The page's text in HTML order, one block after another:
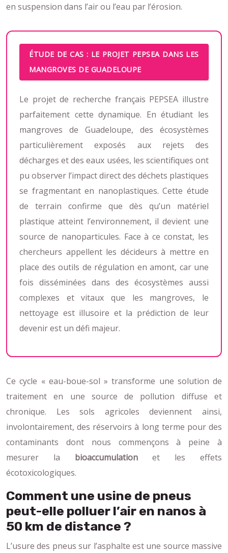
en suspension dans l’air ou l’eau par l’érosion.
ÉTUDE DE CAS : LE PROJET PEPSEA DANS LES
MANGROVES DE GUADELOUPE
Le projet de recherche français PEPSEA illustre
parfaitement cette dynamique. En étudiant les
mangroves de Guadeloupe, des écosystèmes
particulièrement exposés aux rejets des
décharges et des eaux usées, les scientifiques ont
pu observer l’impact direct des déchets plastiques
se fragmentant en nanoplastiques. Cette étude
de terrain confirme que dès qu’un matériel
plastique atteint l’environnement, il devient une
source de nanoparticules. Face à ce constat, les
chercheurs appellent les décideurs à mettre en
place des outils de régulation en amont, car une
fois disséminées dans des écosystèmes aussi
complexes et vitaux que les mangroves, le
nettoyage est illusoire et la prédiction de leur
devenir est un défi majeur.
Ce cycle « eau-boue-sol » transforme une solution de
traitement en une source de pollution diffuse et
chronique. Les sols agricoles deviennent ainsi,
involontairement, des réservoirs à long terme pour des
contaminants dont nous commençons à peine à
mesurer la bioaccumulationet les effets
écotoxicologiques.
Comment une usine de pneus
peut-elle polluer l’air en nanos à
50 km de distance ?
L’usure des pneus sur l’asphalte est une source massive